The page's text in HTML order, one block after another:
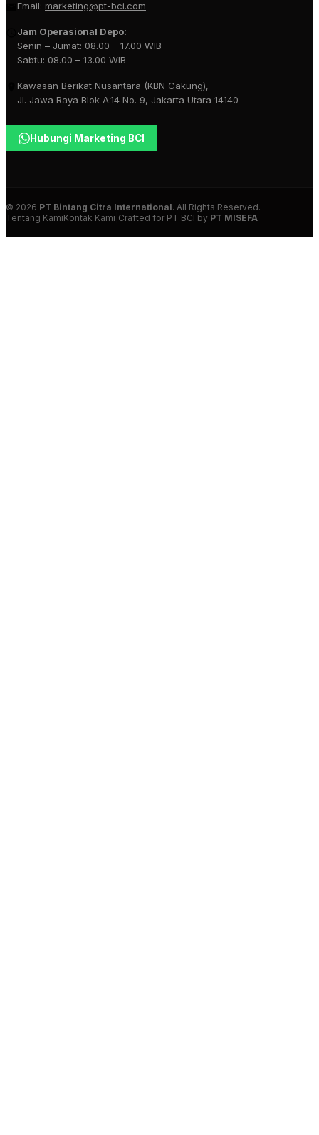
Email: marketing@pt-bci.com
Jam Operasional Depo:
Senin – Jumat: 08.00 – 17.00 WIB
Sabtu: 08.00 – 13.00 WIB
Kawasan Berikat Nusantara (KBN Cakung),
Jl. Jawa Raya Blok A.14 No. 9, Jakarta Utara 14140
Hubungi Marketing BCI
© 2026 PT Bintang Citra International. All Rights Reserved.
Tentang KamiKontak Kami Crafted for PT BCI by PT MISEFA